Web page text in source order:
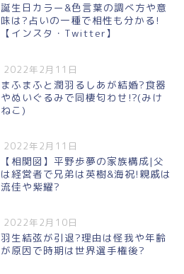
誕生日カラー&色言葉の調べ方や意
味は?占いの一種で相性も分かる!
【インスタ・Twitter】
2022年2月11日
まふまふと潤羽るしあが結婚?食器
やぬいぐるみで同棲匂わせ!?(みけ
ねこ)
2022年2月11日
【相関図】平野歩夢の家族構成|父
は経営者で兄弟は英樹&海祝!親戚は
流佳や紫耀?
2022年2月10日
羽生結弦が引退?理由は怪我や年齢
が原因で時期は世界選手権後?